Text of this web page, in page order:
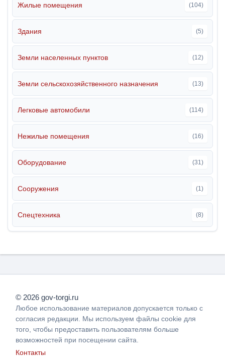
Жилые помещения (104)
Здания (5)
Земли населенных пунктов (12)
Земли сельскохозяйственного назначения (13)
Легковые автомобили (114)
Нежилые помещения (16)
Оборудование (31)
Сооружения (1)
Спецтехника (8)
© 2026 gov-torgi.ru
Любое использование материалов допускается только с
согласия редакции. Мы используем файлы cookie для
того, чтобы предоставить пользователям больше
возможностей при посещении сайта.
Контакты